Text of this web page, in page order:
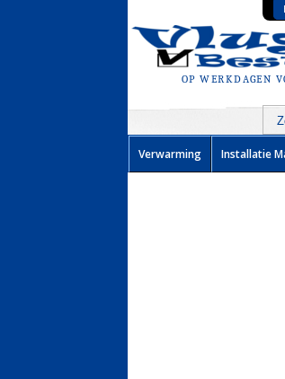
OP WERKDAGEN
Verwarming Installatie
U